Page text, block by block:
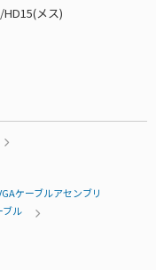
メス)
ケーブルアセンブリ
ブル